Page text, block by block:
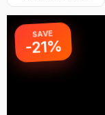
SAVE
-21%